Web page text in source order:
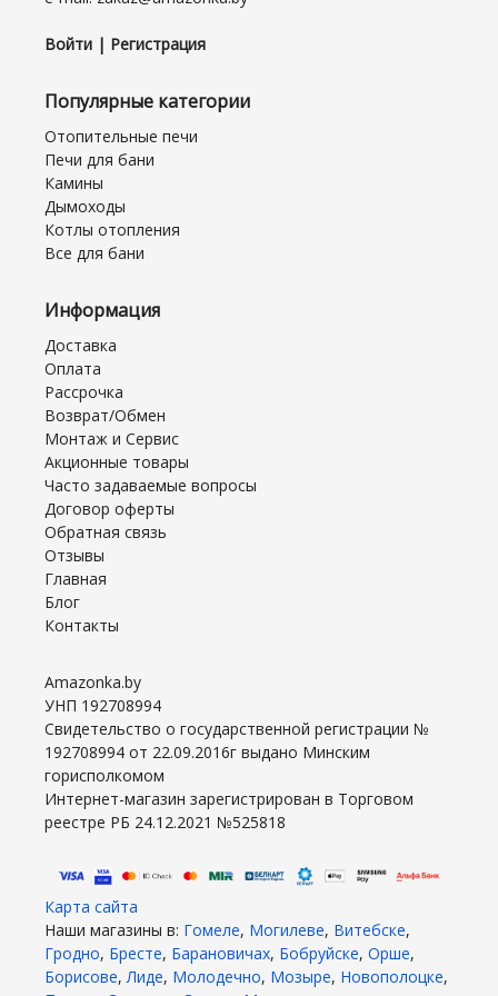
Войти | Регистрация
Популярные категории
Отопительные печи
Печи для бани
Камины
Дымоходы
Котлы отопления
Все для бани
Информация
Доставка
Оплата
Рассрочка
Возврат/Обмен
Монтаж и Сервис
Акционные товары
Часто задаваемые вопросы
Договор оферты
Обратная связь
Отзывы
Главная
Блог
Контакты
Amazonka.by
УНП 192708994
Свидетельство о государственной регистрации №
192708994 от 22.09.2016г выдано Минским
горисполкомом
Интернет-магазин зарегистрирован в Торговом
реестре РБ 24.12.2021 №525818
Карта сайта
Наши магазины в: Гомеле, Могилеве, Витебске,
Гродно, Бресте, Барановичах, Бобруйске, Орше,
Борисове,Лиде, Молодечно, Мозыре, Новополоцке,